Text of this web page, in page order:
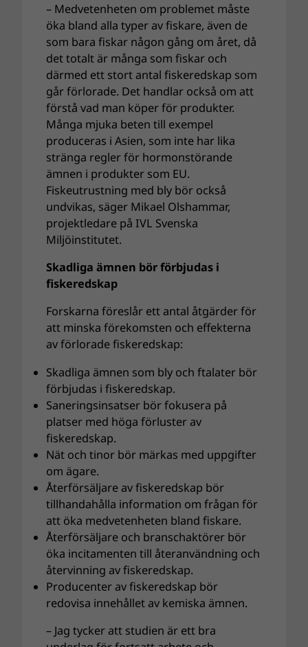
– Medvetenheten om problemet måste
öka bland alla typer av fiskare, även de
som bara fiskar någon gång om året, då
det totalt är många som fiskar och
därmed ett stort antal fiskeredskap som
går förlorade. Det handlar också om att
förstå vad man köper för produkter.
Många mjuka beten till exempel
produceras i Asien, som inte har lika
stränga regler för hormonstörande
ämnen i produkter som EU.
Fiskeutrustning med bly bör också
undvikas, säger Mikael Olshammar,
projektledare på IVL Svenska
Miljöinstitutet.
Skadliga ämnen bör förbjudas i
fiskeredskap
Forskarna föreslår ett antal åtgärder för
att minska förekomsten och effekterna
av förlorade fiskeredskap:
Skadliga ämnen som bly och ftalater bör
förbjudas i fiskeredskap.
Saneringsinsatser bör fokusera på
platser med höga förluster av
fiskeredskap.
Nät och tinor bör märkas med uppgifter
om ägare.
Återförsäljare av fiskeredskap bör
tillhandahålla information om frågan för
att öka medvetenheten bland fiskare.
Återförsäljare och branschaktörer bör
öka incitamenten till återanvändning och
återvinning av fiskeredskap.
Producenter av fiskeredskap bör
redovisa innehållet av kemiska ämnen.
– Jag tycker att studien är ett bra